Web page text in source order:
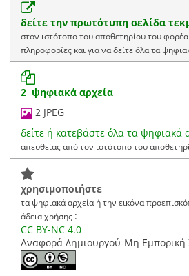
δείτε την πρωτότυπη σελίδα
στον ιστότοπο του αποθετηρίου του φορέα
πληροφορίες και για να δείτε όλα τα
2 ψηφιακά αρχεία
2 JPEG
δείτε ή κατεβάστε όλα τα ψηφιακά
απευθείας από τον ιστότοπο του
χρησιμοποιήστε
τα ψηφιακά αρχεία ή την εικόνα
άδεια χρήσης :
CC BY-NC 4.0
Αναφορά Δημιουργού-Μη Εμπορική